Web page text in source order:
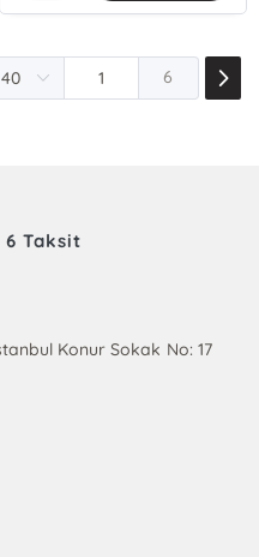
6
6 Taksit
Konur Sokak No: 17